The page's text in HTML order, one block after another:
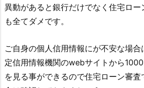
異動があると銀行だけでなく住宅ロ
も全てダメです。
ご自身の個人信用情報にが不安な場
定信用情報機関のwebサイトから
を見る事ができるので住宅ローン審